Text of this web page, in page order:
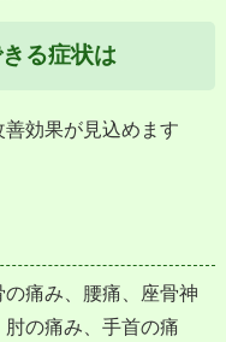
る症状は
効果が見込めます
痛み、腰痛、座骨神
の痛み、手首の痛